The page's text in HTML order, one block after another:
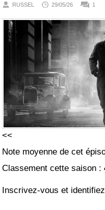
RUSSEL 29/05/26 1
<<
Note moyenne de cet
Classement cette saison :
Inscrivez-vous et